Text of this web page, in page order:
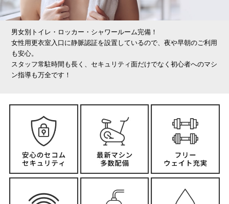
男女別トイレ・ロッカー・シャワールーム完備！
女性用更衣室入口に静脈認証を設置しているので、夜や早朝のご利用
も安心。
スタッフ常駐時間も長く、セキュリティ面だけでなく初心者へのマシ
ン指導も万全です！